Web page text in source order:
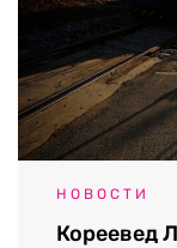
НОВОСТИ
Кореевед